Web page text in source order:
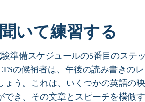
いて練習する
験準備スケジュールの5番目のステ
の候補者は、午後の読み書きの
ょう。これは、いくつかの英語の
でき、その文章とスピーチを模倣